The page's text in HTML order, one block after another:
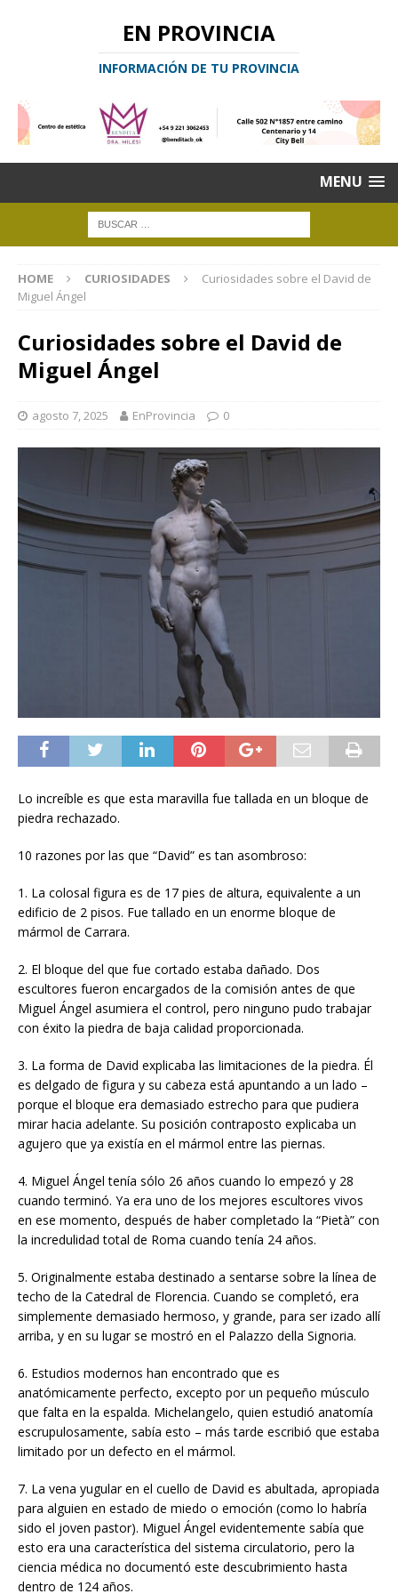
EN PROVINCIA
INFORMACIÓN DE TU PROVINCIA
MENU
HOME CURIOSIDADES
Curiosidades sobre el David de
Miguel Ángel
Curiosidades sobre el David de
Miguel Ángel
agosto 7, 2025 EnProvincia 0
Lo increíble es que esta maravilla fue tallada en un bloque de
piedra rechazado.
10 razones por las que “David” es tan asombroso:
1. La colosal figura es de 17 pies de altura, equivalente a un
edificio de 2 pisos. Fue tallado en un enorme bloque de
mármol de Carrara.
2. El bloque del que fue cortado estaba dañado. Dos
escultores fueron encargados de la comisión antes de que
Miguel Ángel asumiera el control, pero ninguno pudo trabajar
con éxito la piedra de baja calidad proporcionada.
3. La forma de David explicaba las limitaciones de la piedra. Él
es delgado de figura y su cabeza está apuntando a un lado –
porque el bloque era demasiado estrecho para que pudiera
mirar hacia adelante. Su posición contraposto explicaba un
agujero que ya existía en el mármol entre las piernas.
4. Miguel Ángel tenía sólo 26 años cuando lo empezó y 28
cuando terminó. Ya era uno de los mejores escultores vivos
en ese momento, después de haber completado la “Pietà” con
la incredulidad total de Roma cuando tenía 24 años.
5. Originalmente estaba destinado a sentarse sobre la línea de
techo de la Catedral de Florencia. Cuando se completó, era
simplemente demasiado hermoso, y grande, para ser izado allí
arriba, y en su lugar se mostró en el Palazzo della Signoria.
6. Estudios modernos han encontrado que es
anatómicamente perfecto, excepto por un pequeño músculo
que falta en la espalda. Michelangelo, quien estudió anatomía
escrupulosamente, sabía esto – más tarde escribió que estaba
limitado por un defecto en el mármol.
7. La vena yugular en el cuello de David es abultada, apropiada
para alguien en estado de miedo o emoción (como lo habría
sido el joven pastor). Miguel Ángel evidentemente sabía que
esto era una característica del sistema circulatorio, pero la
ciencia médica no documentó este descubrimiento hasta
dentro de 124 años.